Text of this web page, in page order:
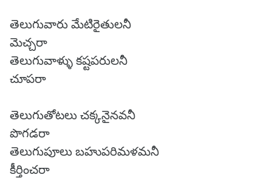
తెలుగువారు మేటిరైతులనీ
మెచ్చరా
తెలుగువాళ్ళు కష్టపరులనీ
చూపరా
తెలుగుతోటలు చక్కనైనవనీ
పొగడరా
తెలుగుపూలు బహుపరిమళమనీ
కీర్తించరా